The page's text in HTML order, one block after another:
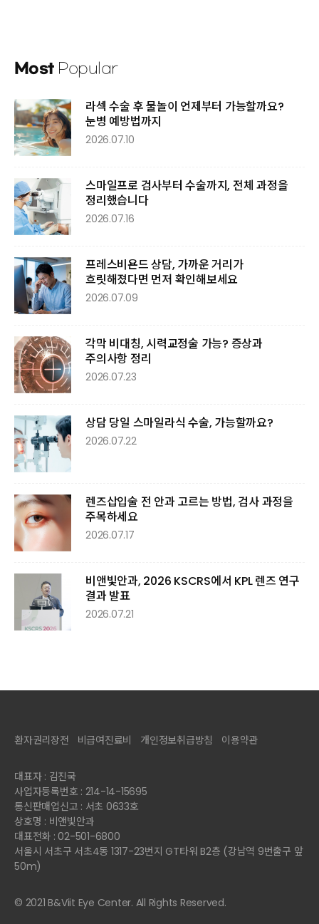
Most Popular
라섹 수술 후 물놀이 언제부터 가능할까요?
눈병 예방법까지
2026.07.10
스마일프로 검사부터 수술까지, 전체 과정을
정리했습니다
2026.07.16
프레스비욘드 상담, 가까운 거리가
흐릿해졌다면 먼저 확인해보세요
2026.07.09
각막 비대칭, 시력교정술 가능? 증상과
주의사항 정리
2026.07.23
상담 당일 스마일라식 수술, 가능할까요?
2026.07.22
렌즈삽입술 전 안과 고르는 방법, 검사 과정을
주목하세요
2026.07.17
비앤빛안과, 2026 KSCRS에서 KPL 렌즈 연구
결과 발표
2026.07.21
환자권리장전 비급여진료비 개인정보취급방침 이용약관
대표자 : 김진국
사업자등록번호 : 214-14-15695
통신판매업신고 : 서초 0633호
상호명 : 비앤빛안과
대표전화 : 02-501-6800
서울시 서초구 서초4동 1317-23번지 GT타워 B2층 (강남역 9번출구 앞
50m)
© 2021 B&Viit Eye Center. All Rights Reserved.